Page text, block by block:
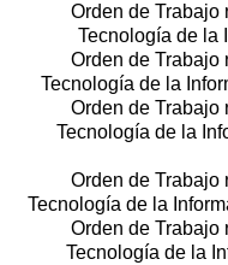
Orden de Trabajo
Tecnología de la
Orden de Trabajo
Tecnología de la
Orden de Trabajo
Tecnología de la
Orden de Trabajo
Tecnología de la
Orden de Trabajo
Tecnología de la